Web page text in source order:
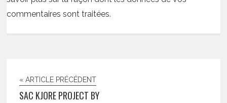
commentaires sont traitées.
« ARTICLE PRÉCÉDENT
SAC KJORE PROJECT BY